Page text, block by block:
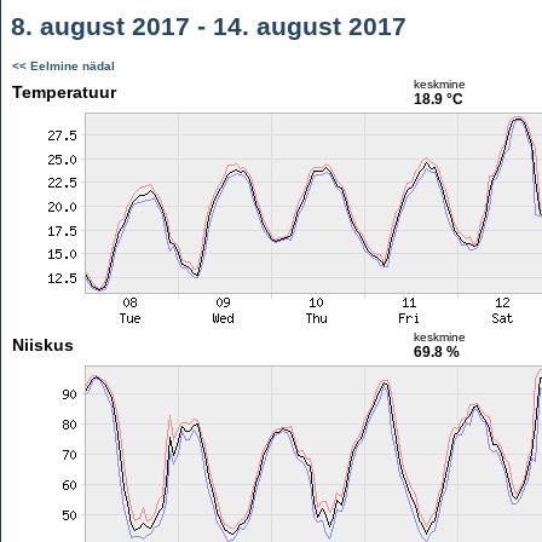
8. august 2017 - 14. august 2017
<< Eelmine nädal
Temperatuur keskmine
18.9 °C
Niiskus keskmine
69.8 %